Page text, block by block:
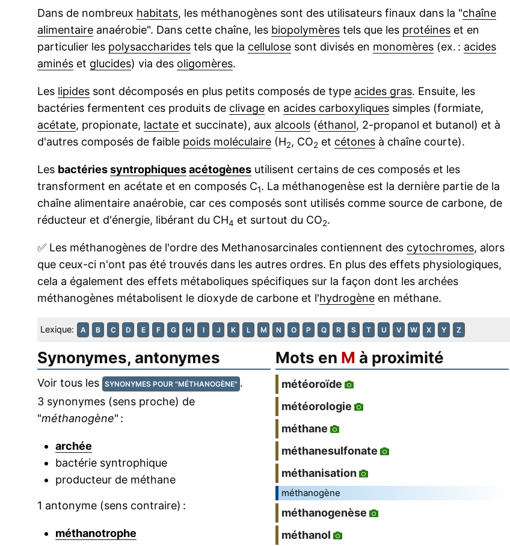
Dans de nombreux habitats, les méthanogènes sont des utilisateurs finaux dans la "chaîne
alimentaire anaérobie". Dans cette chaîne, les biopolymères tels que les protéines et en
particulier les polysaccharides tels que la cellulose sont divisés en monomères (ex. : acides
aminés et glucides) via des oligomères.
Les lipides sont décomposés en plus petits composés de type acides gras. Ensuite, les
bactéries fermentent ces produits de clivage en acides carboxyliques simples (formiate,
acétate, propionate, lactate et succinate), aux alcools (éthanol, 2-propanol et butanol) et à
d'autres composés de faible poids moléculaire (H2, CO2 et cétones à chaîne courte).
Les bactériessyntrophiquesacétogènes utilisent certains de ces composés et les
transforment en acétate et en composés C1. La méthanogenèse est la dernière partie de la
chaîne alimentaire anaérobie, car ces composés sont utilisés comme source de carbone, de
réducteur et d'énergie, libérant du CH4 et surtout du CO2.
✅ Les méthanogènes de l'ordre des Methanosarcinales contiennent des cytochromes, alors
que ceux-ci n'ont pas été trouvés dans les autres ordres. En plus des effets physiologiques,
cela a également des effets métaboliques spécifiques sur la façon dont les archées
méthanogènes métabolisent le dioxyde de carbone et l'hydrogène en méthane.
Lexique: A B C D E F G H I J K L M N O P Q R S T U V W X Y Z
Synonymes, antonymes
Voir tous les SYNONYMES POUR "MÉTHANOGÈNE" .
3 synonymes (sens proche) de
"méthanogène" :
archée
bactérie syntrophique
producteur de méthane
1 antonyme (sens contraire) :
méthanotrophe
Mots en M à proximité
météoroïde
météorologie
méthane
méthanesulfonate
méthanisation
méthanogène
méthanogenèse
méthanol